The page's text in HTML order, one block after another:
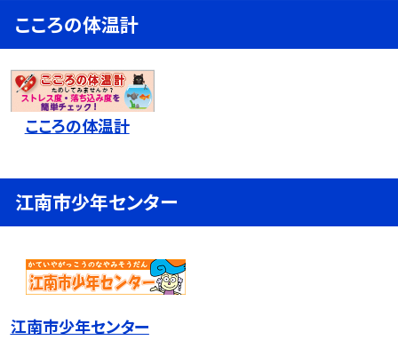
こころの体温計
こころの体温計
江南市少年センター
江南市少年センター